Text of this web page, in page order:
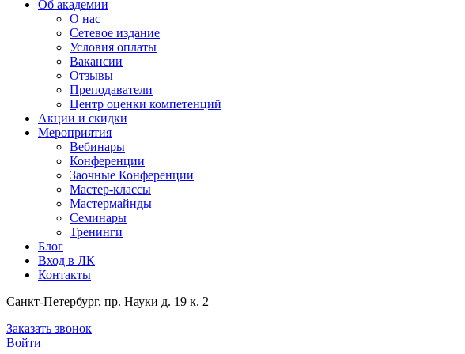
Об академии
О нас
Сетевое издание
Условия оплаты
Вакансии
Отзывы
Преподаватели
Центр оценки компетенций
Акции и скидки
Мероприятия
Вебинары
Конференции
Заочные Конференции
Мастер-классы
Мастермайнды
Семинары
Тренинги
Блог
Вход в ЛК
Контакты
Санкт-Петербург, пр. Науки д. 19 к. 2
Заказать звонок
Войти